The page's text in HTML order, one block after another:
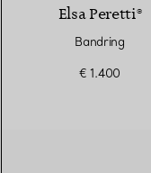
Elsa Peretti®
Bandring
€ 1.400